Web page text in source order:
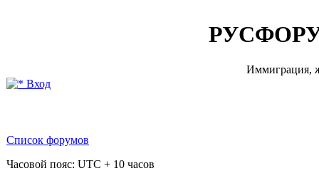
Иммиграция,
Вход
Список форумов
Часовой пояс: UTC + 10 часов